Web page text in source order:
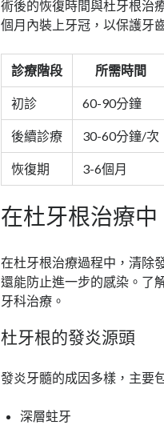
術後的恢復時間與杜牙根治
個月內裝上牙冠，以保護牙
診療階段 所需時間
初診 60-90分鐘
後續診療 30-60分鐘/次
恢復期 3-6個月
在杜牙根治療
在杜牙根治療過程中，清除
還能防止進一步的感染。了
牙科治療。
杜牙根的發炎源頭
發炎牙髓的成因多樣，主要
深層蛀牙